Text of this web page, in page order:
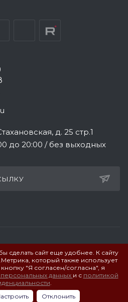
д. 25 стр.1
до 20:00 / без выходных
Все права защищены.
сделать сайт еще удобнее. К сайту
который также использует
"Я согласен/согласна", я
данных и с политикой
.
Отклонить